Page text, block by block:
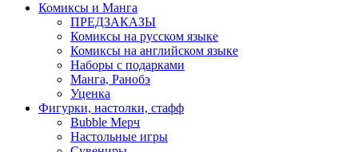
Комиксы и Манга
ПРЕДЗАКАЗЫ
Комиксы на русском языке
Комиксы на английском языке
Наборы с подарками
Манга, Ранобэ
Уценка
Фигурки, настолки, стафф
Bubble Мерч
Настольные игры